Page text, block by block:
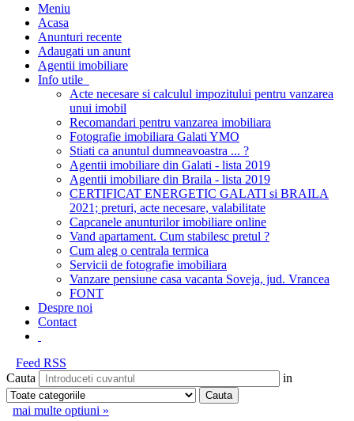
Meniu
Acasa
Anunturi recente
Adaugati un anunt
Agentii imobiliare
Info utile
Acte necesare si calculul impozitului pentru vanzarea
unui imobil
Recomandari pentru vanzarea imobiliara
Fotografie imobiliara Galati YMO
Stiati ca anuntul dumneavoastra ... ?
Agentii imobiliare din Galati - lista 2019
Agentii imobiliare din Braila - lista 2019
CERTIFICAT ENERGETIC GALATI si BRAILA
2021; preturi, acte necesare, valabilitate
Capcanele anunturilor imobiliare online
Vand apartament. Cum stabilesc pretul ?
Cum aleg o centrala termica
Servicii de fotografie imobiliara
Vanzare pensiune casa vacanta Soveja, jud. Vrancea
FONT
Despre noi
Contact
Feed RSS
Cauta
in
mai multe optiuni »